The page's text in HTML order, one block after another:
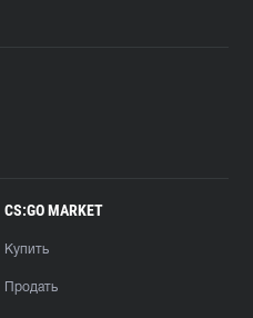
CS:GO MARKET
Купить
Продать